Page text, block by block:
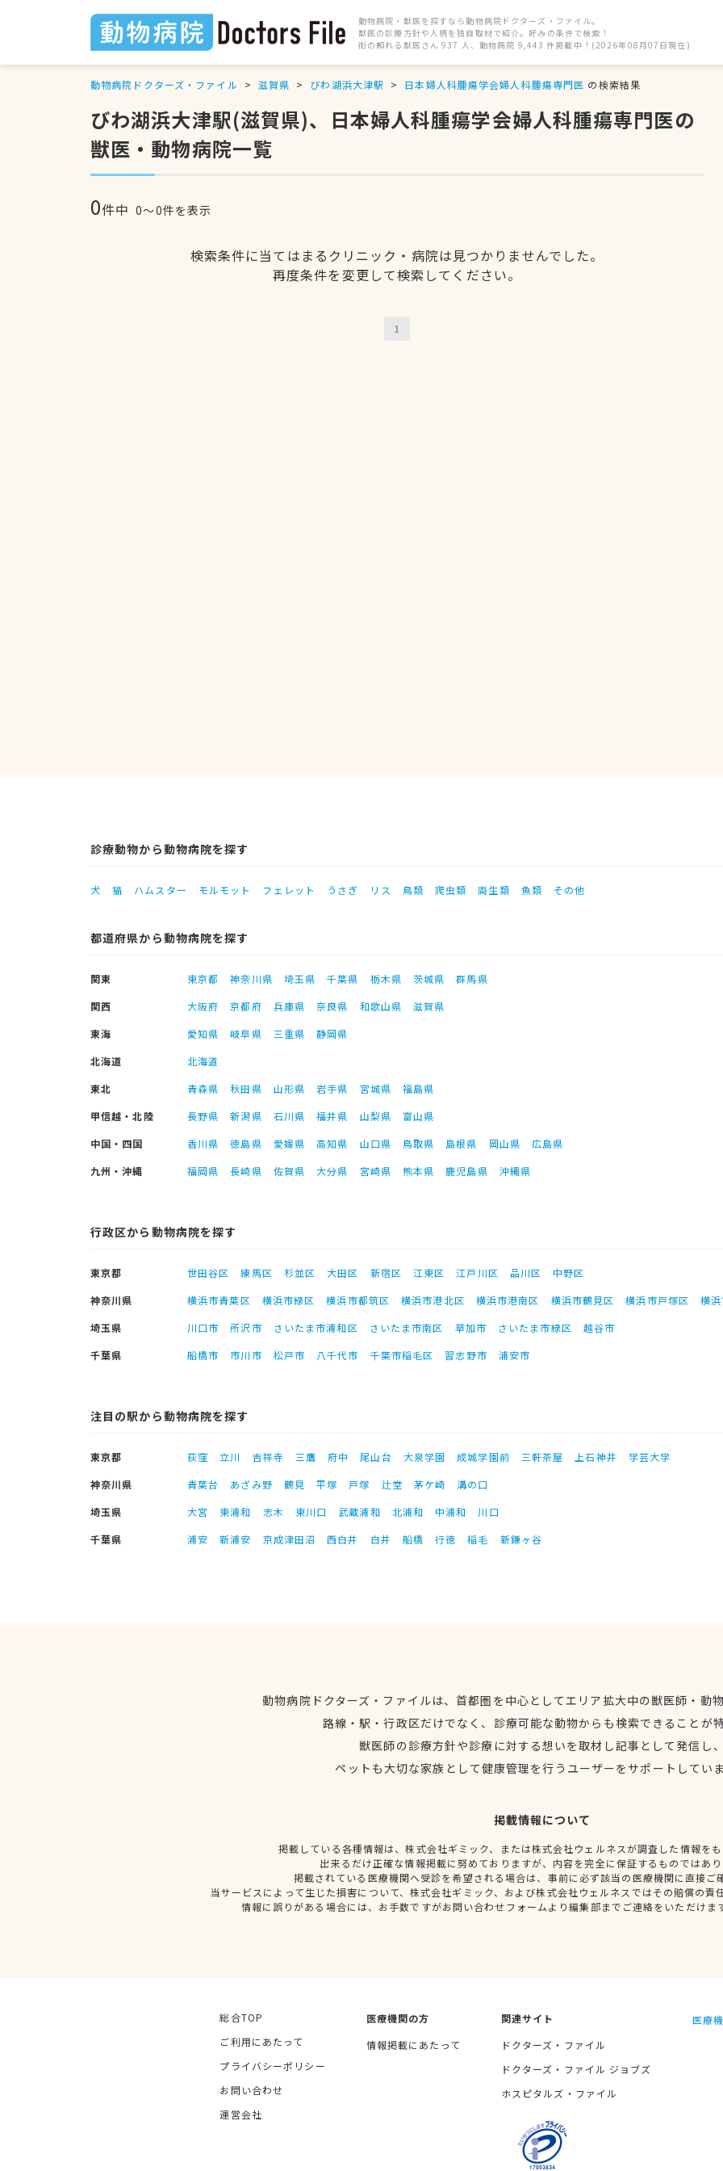
動物病院・獣医を探すなら動物病院ドクターズ・ファイル。
獣医の診療方針や人柄を独自取材で紹介。好みの条件で検索！
街の頼れる獣医さん 937 人、動物病院 9,443 件掲載中！(2026年08月07日現在)
動物病院ドクターズ・ファイル 滋賀県 びわ湖浜大津駅 日本婦人科腫瘍学会婦人科腫瘍専門医 の検索結果
びわ湖浜大津駅(滋賀県)、日本婦人科腫瘍学会婦人科腫瘍専門医の
獣医・動物病院一覧
0件中 0〜0件を表示
検索条件に当てはまるクリニック・病院は見つかりませんでした。
再度条件を変更して検索してください。
1
診療動物から動物病院を探す
犬 猫 ハムスター モルモット フェレット うさぎ リス 鳥類 爬虫類 両生類 魚類 その他
都道府県から動物病院を探す
関東 東京都 神奈川県 埼玉県 千葉県 栃木県 茨城県
群馬県
関西
大阪府 京都府 兵庫県 奈良県 和歌山県
滋賀県
東海
愛知県 岐阜県 三重県
静岡県
北海道
北海道
東北
青森県 秋田県 山形県 岩手県 宮城県
福島県
甲信越・北陸
長野県 新潟県 石川県 福井県 山梨県
富山県
中国・四国
香川県 徳島県 愛媛県 高知県 山口県 鳥取県 島根県 岡山県
広島県
九州・沖縄
福岡県 長崎県 佐賀県 大分県 宮崎県 熊本県 鹿児島県 沖縄県
行政区から動物病院を探す
東京都 世田谷区 練馬区 杉並区 大田区 新宿区 江東区 江戸川区 品川区
中野区
神奈川県
横浜市青葉区 横浜市緑区 横浜市都筑区 横浜市港北区 横浜市港南区 横浜市鶴見区 横浜市戸塚区
横
埼玉県
川口市 所沢市 さいたま市浦和区 さいたま市南区 草加市 さいたま市緑区
越谷市
千葉県
船橋市 市川市 松戸市 八千代市 千葉市稲毛区 習志野市 浦安市
注目の駅から動物病院を探す
東京都 荻窪 立川 吉祥寺 三鷹 府中 尾山台 大泉学園 成城学園前 三軒茶屋 上石神井
学芸大学
神奈川県
青葉台 あざみ野 鶴見 平塚 戸塚 辻堂 茅ケ崎
溝の口
埼玉県
大宮 東浦和 志木 東川口 武蔵浦和 北浦和 中浦和
川口
千葉県
浦安 新浦安 京成津田沼 西白井 白井 船橋 行徳 稲毛 新鎌ヶ谷
動物病院ドクターズ・ファイルは、首都圏を中心としてエリア拡大中の獣医師・動
路線・駅・行政区だけでなく、診療可能な動物からも検索できることが
獣医師の診療方針や診療に対する想いを取材し記事として発信し
ペットも大切な家族として健康管理を行うユーザーをサポートしてい
掲載情報について
掲載している各種情報は、株式会社ギミック、または株式会社ウェルネスが調査した情報を
出来るだけ正確な情報掲載に努めておりますが、内容を完全に保証するものではあ
掲載されている医療機関へ受診を希望される場合は、事前に必ず該当の医療機関に直接ご
当サービスによって生じた損害について、株式会社ギミック、および株式会社ウェルネスではその賠償の責
情報に誤りがある場合には、お手数ですがお問い合わせフォームより編集部までご連絡をいただけま
総合TOP
ご利用にあたって
プライバシーポリシー
お問い合わせ
運営会社
医療機関の方
情報掲載にあたって
関連サイト
ドクターズ・ファイル
ドクターズ・ファイル ジョブズ
ホスピタルズ・ファイル
医療